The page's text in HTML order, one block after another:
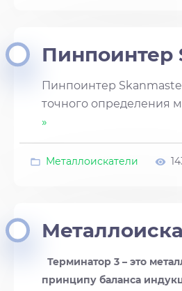
Пинпоинтер
Пинпоинтер
точного определения
»
Металлоискатели
Терминатор 3 – это
принципу баланса